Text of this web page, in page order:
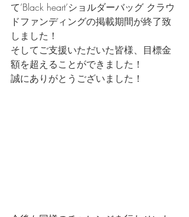
て’Black heart’ショルダーバッグ クラウ
ドファンディングの掲載期間が終了致
しました！
そしてご支援いただいた皆様、目標金
額を超えることができました！
誠にありがとうございました！